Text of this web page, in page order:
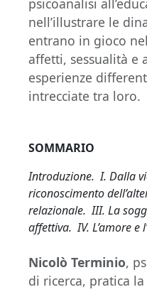
nell’illustrare le
entrano in gioco
affetti, sessualità e
esperienze
intrecciate tra loro.
SOMMARIO
Introduzione. I. Dalla
riconoscimento
relazionale. III. La
affettiva. IV. L’amore e
Nicolò Terminio,
di ricerca, pratica